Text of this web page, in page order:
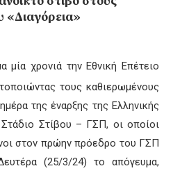
χρονιά την Εθνική Επέτειο
τους καθιερωμένους
της έναρξης της Ελληνικής
Στίβου – ΓΣΠ, οι οποίοι
στον πρώην πρόεδρο του ΓΣΠ
(25/3/24) το απόγευμα,